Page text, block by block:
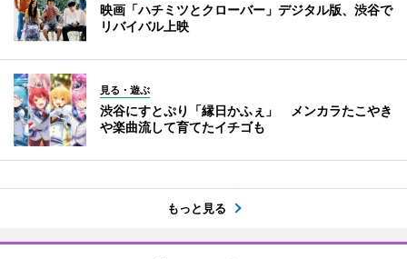
映画「ハチミツとクローバー」デジタル版、渋谷で
リバイバル上映
見る・遊ぶ
渋谷にすとぷり「縁日かふぇ」 メンカラたこやき
や楽曲流して育てたイチゴも
もっと見る